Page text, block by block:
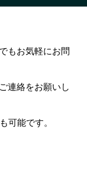
もお気軽にお問
連絡をお願いし
可能です。